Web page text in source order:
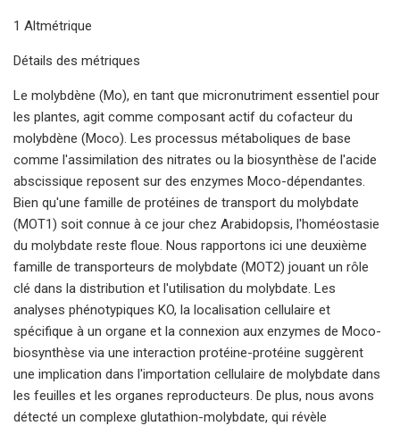
1 Altmétrique
Détails des métriques
Le molybdène (Mo), en tant que micronutriment essentiel pour
les plantes, agit comme composant actif du cofacteur du
molybdène (Moco). Les processus métaboliques de base
comme l'assimilation des nitrates ou la biosynthèse de l'acide
abscissique reposent sur des enzymes Moco-dépendantes.
Bien qu'une famille de protéines de transport du molybdate
(MOT1) soit connue à ce jour chez Arabidopsis, l'homéostasie
du molybdate reste floue. Nous rapportons ici une deuxième
famille de transporteurs de molybdate (MOT2) jouant un rôle
clé dans la distribution et l'utilisation du molybdate. Les
analyses phénotypiques KO, la localisation cellulaire et
spécifique à un organe et la connexion aux enzymes de Moco-
biosynthèse via une interaction protéine-protéine suggèrent
une implication dans l'importation cellulaire de molybdate dans
les feuilles et les organes reproducteurs. De plus, nous avons
détecté un complexe glutathion-molybdate, qui révèle